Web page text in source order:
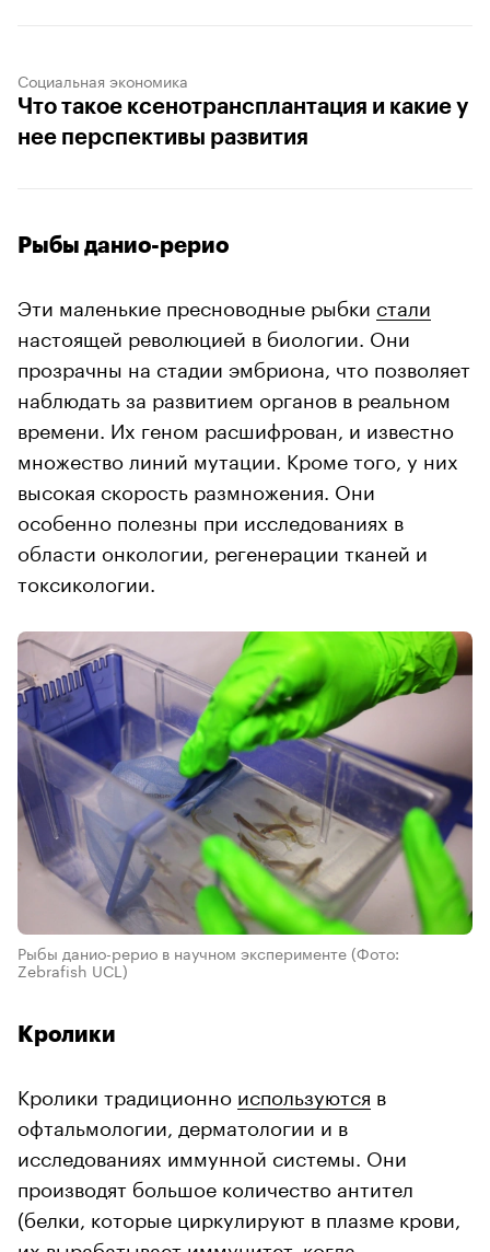
Социальная экономика
Что такое ксенотрансплантация и какие у
нее перспективы развития
Рыбы данио-рерио
Эти маленькие пресноводные рыбки стали
настоящей революцией в биологии. Они
прозрачны на стадии эмбриона, что позволяет
наблюдать за развитием органов в реальном
времени. Их геном расшифрован, и известно
множество линий мутации. Кроме того, у них
высокая скорость размножения. Они
особенно полезны при исследованиях в
области онкологии, регенерации тканей и
токсикологии.
Рыбы данио-рерио в научном эксперименте (Фото:
Zebrafish UCL)
Кролики
Кролики традиционно используются в
офтальмологии, дерматологии и в
исследованиях иммунной системы. Они
производят большое количество антител
(белки, которые циркулируют в плазме крови,